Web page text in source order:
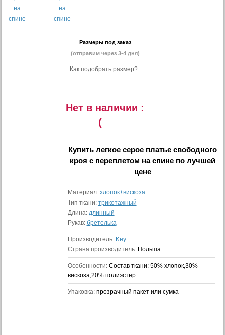
Размеры под заказ
(отправим через 3-4 дня)
Как подобрать размер?
Нет в наличии :
(
Купить легкое серое платье свободного
кроя с переплетом на спинепо лучшей
цене
Материал: хлопок+вискоза
Тип ткани: трикотажный
Длина: длинный
Рукав: бретелька
Производитель: Key
Страна производитель: Польша
Особенности: Состав ткани: 50% хлопок,30%
вискоза,20% полиэстер.
Упаковка: прозрачный пакет или сумка